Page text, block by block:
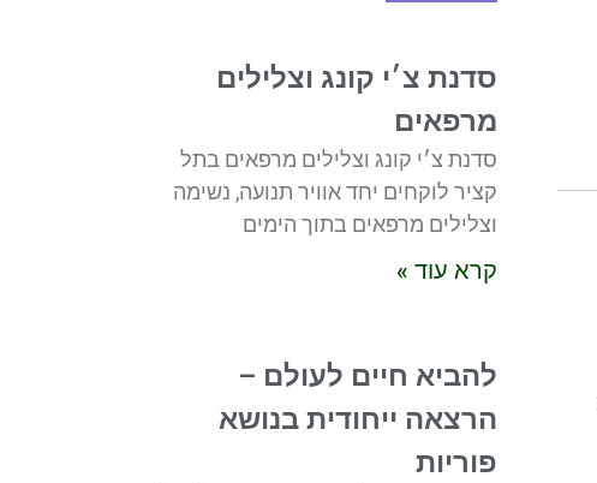
סדנת צ׳י קונג וצלילים
מרפאים
סדנת צ׳י קונג וצלילים מרפאים בתל
קציר לוקחים יחד אוויר תנועה, נשימה
וצלילים מרפאים בתוך הימים
קרא עוד »
להביא חיים לעולם –
הרצאה ייחודית בנושא
פוריות